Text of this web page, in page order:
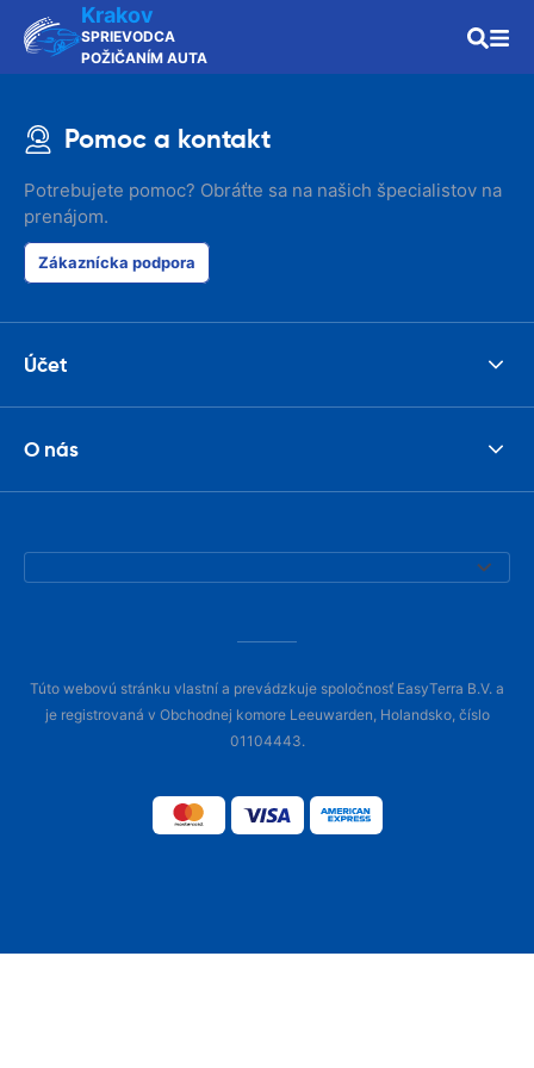
Krakov
SPRIEVODCA
POŽIČANÍM AUTA
Pomoc a kontakt
Potrebujete pomoc? Obráťte sa na našich špecialistov na
prenájom.
Zákaznícka podpora
Účet
O nás
Túto webovú stránku vlastní a prevádzkuje spoločnosť EasyTerra B.V. a
je registrovaná v Obchodnej komore Leeuwarden, Holandsko, číslo
01104443.